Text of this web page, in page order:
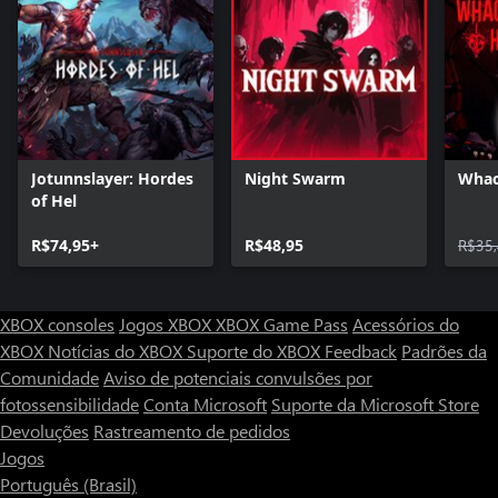
(transforma os inimigos em galinhas) ou para pior (reduz sua
velocidade de movimentos) e muito mais!
- Mais de 35 inimigos: múmias, sarcófagos, crânios voadores,
cobras humanoides, guerreiros gordos... todos tentando matar
você.
- Chefes enormes: dois em cada pirâmide, com jogabilidade
original.
- Mercador: compre equipamentos e suprimentos que serão
mantidos entre jogos diferentes, mesmo quando você morrer.
foco nas plataformas e evite diversas armadilhas.
Jotunnslayer: Hordes
of Hel
R$74,95+
Night Swarm
R$48,95
XBOX consoles Jogos XBOXXBOX Game Pass Acessórios do
XBOX Notícias do XBOX Suporte do XBOX Feedback Padrões da
ComunidadeAviso de potenciais convulsões por
fotossensibilidadeConta Microsoft Suporte da Microsoft Store
Devoluções Rastreamento de pedidos
Jogos
Português (Brasil)